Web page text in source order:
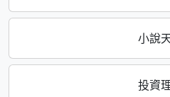
小說
投資